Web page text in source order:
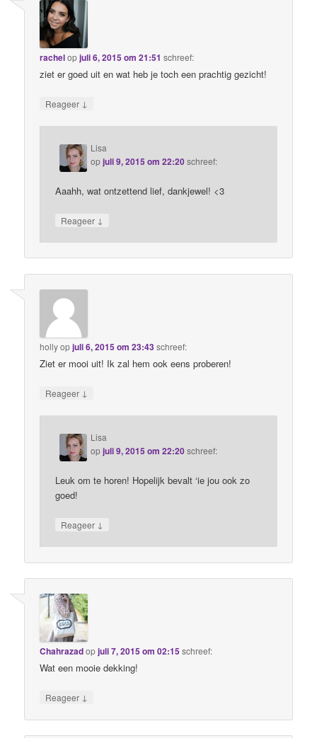
rachelopjuli 6, 2015 om 21:51 schreef:
ziet er goed uit en wat heb je toch een prachtig gezicht!
Reageer ↓
Lisa
opjuli 9, 2015 om 22:20schreef:
Aaahh, wat ontzettend lief, dankjewel! <3
Reageer ↓
hollyopjuli 6, 2015 om 23:43schreef:
Ziet er mooi uit! Ik zal hem ook eens proberen!
Reageer ↓
Lisa
opjuli 9, 2015 om 22:20schreef:
Leuk om te horen! Hopelijk bevalt ‘ie jou ook zo
goed!
Reageer ↓
Chahrazadopjuli 7, 2015 om 02:15 schreef:
Wat een mooie dekking!
Reageer ↓